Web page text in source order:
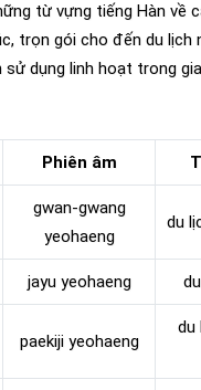
từ vựng tiếng Hàn về
trọn gói cho đến du lịch
sử dụng linh hoạt trong
Phiên âm
gwan-gwang
yeohaeng
du
jayu yeohaeng
paekiji yeohaeng
du